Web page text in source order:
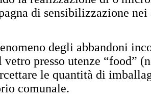
di sensibilizzazione
degli abbandoni
presso utenze “food”
le quantità di
comunale.